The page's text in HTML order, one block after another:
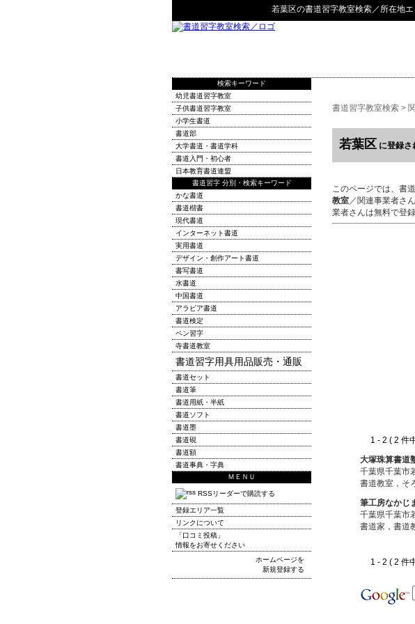
若葉区の書道習字教室検索／所在地
書道習字教室検索 >
若葉区 に登録さ
このページでは、書
教室／関連事業者さ
業者さんは無料で登
1 - 2 ( 2 件
大塚珠算書道
千葉県千葉市
書道教室，そ
筆工房なかじ
千葉県千葉市
書道家，書道
1 - 2 ( 2 件
検索キーワード
幼児書道習字教室
子供書道習字教室
小学生書道
書道部
大学書道・書道学科
書道入門・初心者
日本教育書道連盟
書道習字 分別・検索キーワード
かな書道
書道楷書
現代書道
インターネット書道
実用書道
デザイン・創作アート書道
書写書道
水書道
中国書道
アラビア書道
書道検定
ペン習字
寺書道教室
書道習字用具用品販売・通販
書道セット
書道筆
書道用紙・半紙
書道ソフト
書道墨
書道硯
書道額
書道事典・字典
ＭＥＮＵ
RSSリーダーで購読する
登録エリア一覧
リンクについて
「口コミ投稿」
情報をお寄せください
ホームページを
新規登録する